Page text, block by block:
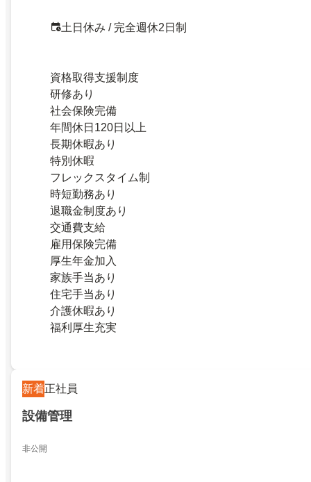
土日休み / 完全週休2日制
資格取得支援制度
研修あり
社会保険完備
年間休日120日以上
長期休暇あり
特別休暇
フレックスタイム制
時短勤務あり
退職金制度あり
交通費支給
雇用保険完備
厚生年金加入
家族手当あり
住宅手当あり
介護休暇あり
福利厚生充実
新着正社員
設備管理
非公開